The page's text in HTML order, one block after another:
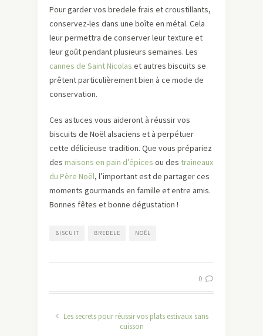
Pour garder vos bredele frais et croustillants,
conservez-les dans une boîte en métal. Cela
leur permettra de conserver leur texture et
leur goût pendant plusieurs semaines. Les
cannes de Saint Nicolas et autres biscuits se
prêtent particulièrement bien à ce mode de
conservation.
Ces astuces vous aideront à réussir vos
biscuits de Noël alsaciens et à perpétuer
cette délicieuse tradition. Que vous prépariez
des maisons en pain d’épices ou des traineaux
du Père Noël, l’important est de partager ces
moments gourmands en famille et entre amis.
Bonnes fêtes et bonne dégustation !
BISCUIT BREDELE NOËL
0
Les secrets pour réussir vos plats estivaux sans
cuisson